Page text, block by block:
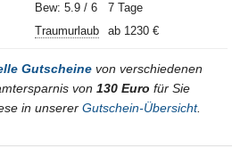
Bew: 5.9 / 6
Traumurlaub
7 Tage
ab 1230 €
Gutscheine von verschiedenen
von 130 Euro für Sie
in unserer Gutschein-Übersicht.